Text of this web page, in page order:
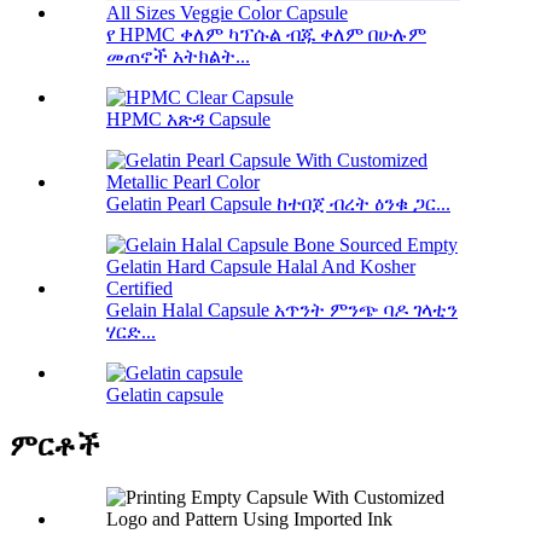
የ HPMC ቀለም ካፕሱል ብጁ ቀለም በሁሉም
መጠኖች አትክልት...
HPMC አጽዳ Capsule
Gelatin Pearl Capsule ከተበጀ ብረት ዕንቁ ጋር...
Gelain Halal Capsule አጥንት ምንጭ ባዶ ገላቲን
ሃርድ...
Gelatin capsule
ምርቶች